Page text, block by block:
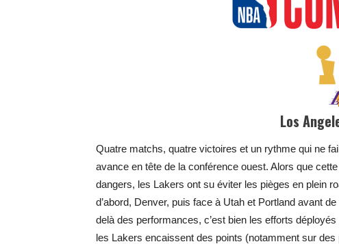
Los
Quatre matchs, quatre victoires et un rythme qui ne
avance en tête de la conférence ouest. Alors que
dangers, les Lakers ont su éviter les pièges en plein
d’abord, Denver, puis face à Utah et Portland avant
delà des performances, c’est bien les efforts
les Lakers encaissent des points (notamment sur